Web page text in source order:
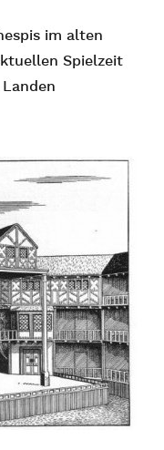
im alten
Spielzeit